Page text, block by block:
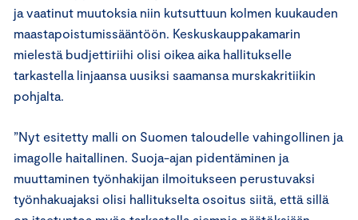
ja vaatinut muutoksia niin kutsuttuun kolmen kuukauden
maastapoistumissääntöön. Keskuskauppakamarin
mielestä budjettiriihi olisi oikea aika hallitukselle
tarkastella linjaansa uusiksi saamansa murskakritiikin
pohjalta.
”Nyt esitetty malli on Suomen taloudelle vahingollinen ja
imagolle haitallinen. Suoja-ajan pidentäminen ja
muuttaminen työnhakijan ilmoitukseen perustuvaksi
työnhakuajaksi olisi hallitukselta osoitus siitä, että sillä